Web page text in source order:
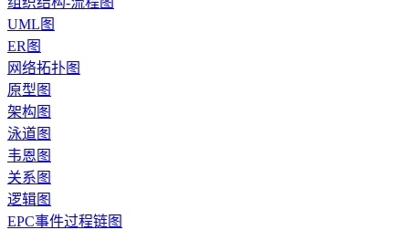
UML图
ER图
网络拓扑图
原型图
架构图
泳道图
韦恩图
关系图
逻辑图
EPC事件过程链图